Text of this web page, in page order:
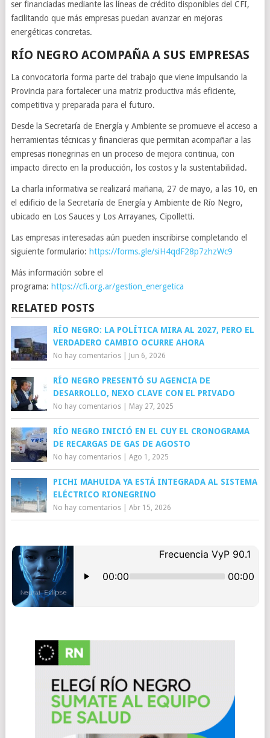
ser financiadas mediante las líneas de crédito disponibles del CFI,
facilitando que más empresas puedan avanzar en mejoras
energéticas concretas.
RÍO NEGRO ACOMPAÑA A SUS EMPRESAS
La convocatoria forma parte del trabajo que viene impulsando la
Provincia para fortalecer una matriz productiva más eficiente,
competitiva y preparada para el futuro.
Desde la Secretaría de Energía y Ambiente se promueve el acceso a
herramientas técnicas y financieras que permitan acompañar a las
empresas rionegrinas en un proceso de mejora continua, con
impacto directo en la producción, los costos y la sustentabilidad.
La charla informativa se realizará mañana, 27 de mayo, a las 10, en
el edificio de la Secretaría de Energía y Ambiente de Río Negro,
ubicado en Los Sauces y Los Arrayanes, Cipolletti.
Las empresas interesadas aún pueden inscribirse completando el
siguiente formulario: https://forms.gle/siH4qdF28p7zhzWc9
Más información sobre el
programa: https://cfi.org.ar/gestion_energetica
RELATED POSTS
RÍO NEGRO: LA POLÍTICA MIRA AL 2027, PERO EL
VERDADERO CAMBIO OCURRE AHORA
No hay comentarios| Jun 6, 2026
RÍO NEGRO PRESENTÓ SU AGENCIA DE
DESARROLLO, NEXO CLAVE CON EL PRIVADO
No hay comentarios| May 27, 2025
RÍO NEGRO INICIÓ EN EL CUY EL CRONOGRAMA
DE RECARGAS DE GAS DE AGOSTO
No hay comentarios| Ago 1, 2025
PICHI MAHUIDA YA ESTÁ INTEGRADA AL SISTEMA
ELÉCTRICO RIONEGRINO
No hay comentarios| Abr 15, 2026